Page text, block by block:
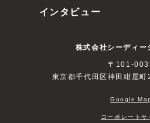
インタビュー
株式会社シーディー
〒101-
東京都千代田区神田紺屋
Google Map
コーポレートサ